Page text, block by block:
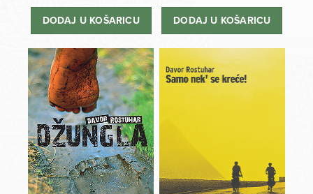
DODAJ U KOŠARICU
bila
cijena
DODAJ U KOŠARICU